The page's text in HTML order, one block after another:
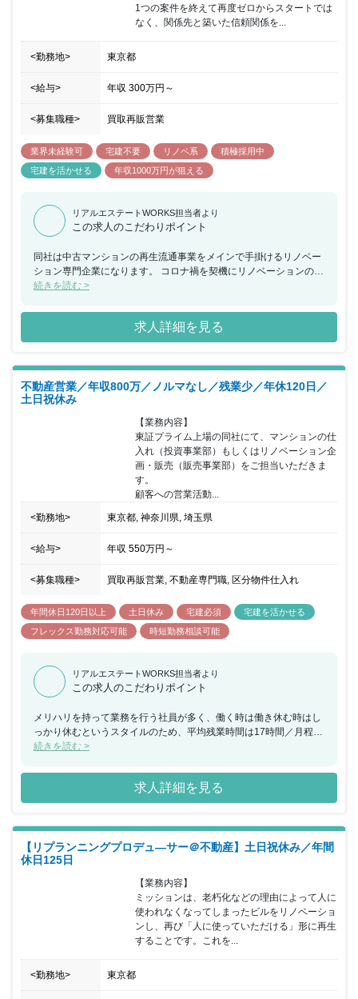
1つの案件を終えて再度ゼロからスタートでは
なく、関係先と築いた信頼関係を...
<勤務地> 東京都
<給与> 年収 300万円 ～
<募集職種> 買取再販営業
業界未経験可 宅建不要 リノベ系
積極採用中
宅建を活かせる
年収1000万円が狙える
リアルエステートWORKS担当者より
この求人のこだわりポイント
同社は中古マンションの再生流通事業をメインで手掛けるリノベー
ション専門企業になります。 コロナ禍を契機にリノベーションのニ
ーズは更に増しており、 リノベーション業界のパイオニアとして業
おいては、未経験者でもチャレンジ出来るポジションとなってお
り、 不動産知識の基礎から仲介会社との関係づくりまで先輩社員が
1から指導致しますので、 成果が出るまで安心して学んでいただく
件当たりの目安は20万円程度となっておりますので、 実績次第で
は早期に年収1,000万円プレイヤーになることも十分可能となって
おります。
続きを読む >
求人詳細を見る
不動産営業／年収800万／ノルマなし／残業少／年休120日／
土日祝休み
【業務内容】
東証プライム上場の同社にて、マンションの仕
入れ（投資事業部）もしくはリノベーション企
画・販売（販売事業部）をご担当いただきま
す。
顧客への営業活動...
<勤務地> 東京都, 神奈川県, 埼玉県
<給与> 年収 550万円 ～
<募集職種> 買取再販営業, 不動産専門職, 区分物件仕入れ
年間休日120日以上 土日休み 宅建必須
宅建を活かせる
フレックス勤務対応可能
時短勤務相談可能
リアルエステートWORKS担当者より
この求人のこだわりポイント
メリハリを持って業務を行う社員が多く、働く時は働き休む時はし
っかり休むというスタイルのため、平均残業時間は17時間／月程度
です。 年間休日123日、土日祝休みなのでプライベートも充実でき
続きを読む >
求人詳細を見る
【リプランニングプロデュ―サー＠不動産】土日祝休み／年間
休日125日
【業務内容】
ミッションは、老朽化などの理由によって人に
使われなくなってしまったビルをリノベーショ
ンし、再び「人に使っていただける」形に再生
することです。これを...
<勤務地> 東京都